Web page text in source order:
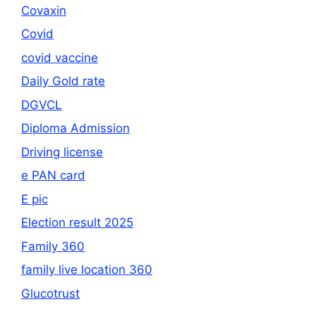
Covaxin
Covid
covid vaccine
Daily Gold rate
DGVCL
Diploma Admission
Driving license
e PAN card
E pic
Election result 2025
Family 360
family live location 360
Glucotrust